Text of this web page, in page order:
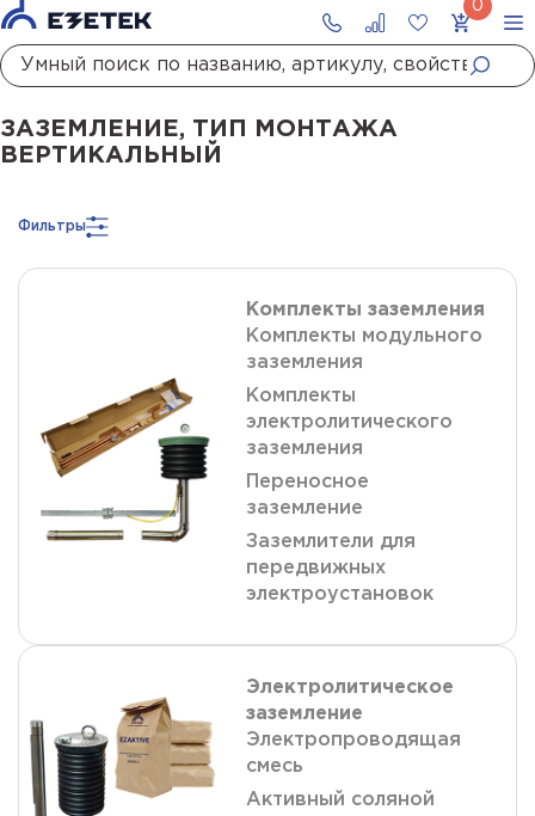
ГлавнаяКаталог ЗаземлениеЗаземление, тип монтажа вертикальный
ЗАЗЕМЛЕНИЕ, ТИП МОНТАЖА
ВЕРТИКАЛЬНЫЙ
Фильтры
Комплекты заземления
Комплекты модульного
заземления
Комплекты
электролитического
заземления
Переносное
заземление
Заземлители для
передвижных
электроустановок
Электролитическое
заземление
Электропроводящая
смесь
Активный соляной